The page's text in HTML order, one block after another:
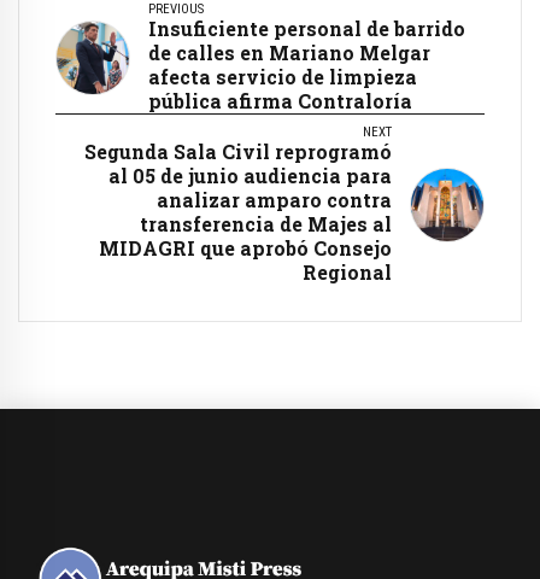
PREVIOUS
Insuficiente personal de barrido
de calles en Mariano Melgar
afecta servicio de limpieza
pública afirma Contraloría
NEXT
Segunda Sala Civil reprogramó
al 05 de junio audiencia para
analizar amparo contra
transferencia de Majes al
MIDAGRI que aprobó Consejo
Regional